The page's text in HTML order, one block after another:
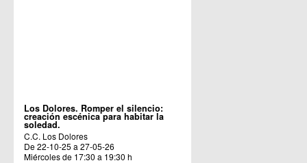
Los Dolores. Romper el silencio:
creación escénica para habitar la
soledad.
C.C. Los Dolores
De 22-10-25 a 27-05-26
Miércoles de 17:30 a 19:30 h